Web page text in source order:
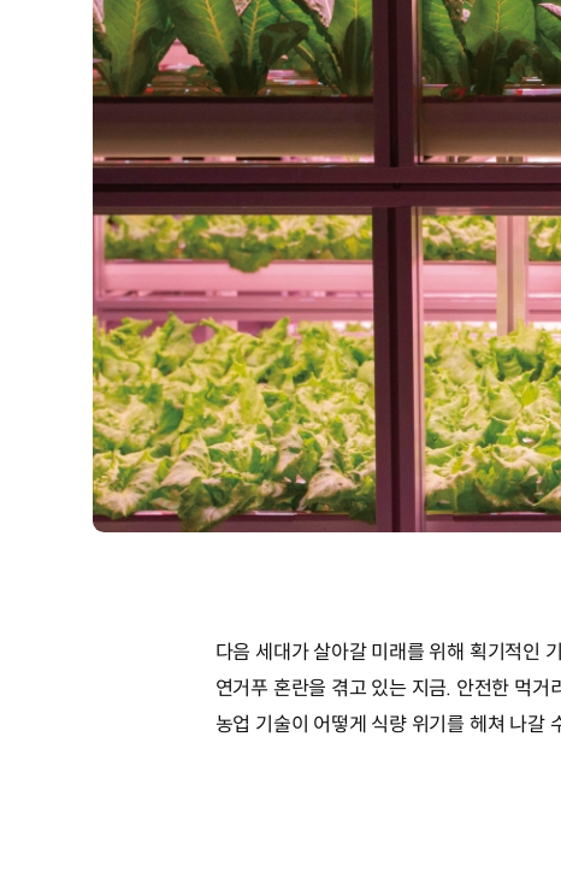
다음 세대가 살아갈 미래를 위해 획기적인
연거푸 혼란을 겪고 있는 지금. 안전한 먹
농업 기술이 어떻게 식량 위기를 헤쳐 나갈